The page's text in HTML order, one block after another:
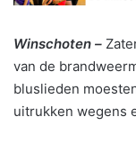
Winschoten –
van de
bluslieden
uitrukken wegens